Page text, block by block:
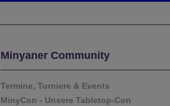
Minyaner Community
Termine, Turniere & Events
MinyCon - Unsere Tabletop-Con